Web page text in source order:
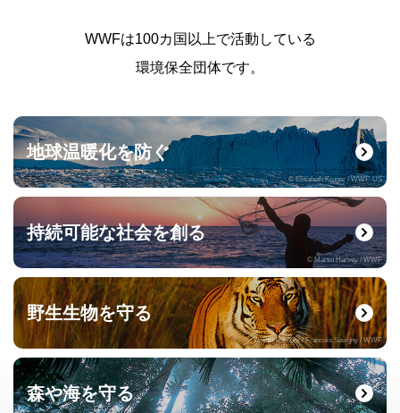
WWFは100カ国以上で活動している
環境保全団体です。
地球温暖化を防ぐ
© Elisabeth Kruger / WWF-US
持続可能な社会を創る
© Martin Harvey / WWF
野生生物を守る
© naturepl.com / Francois Savigny / WWF
森や海を守る